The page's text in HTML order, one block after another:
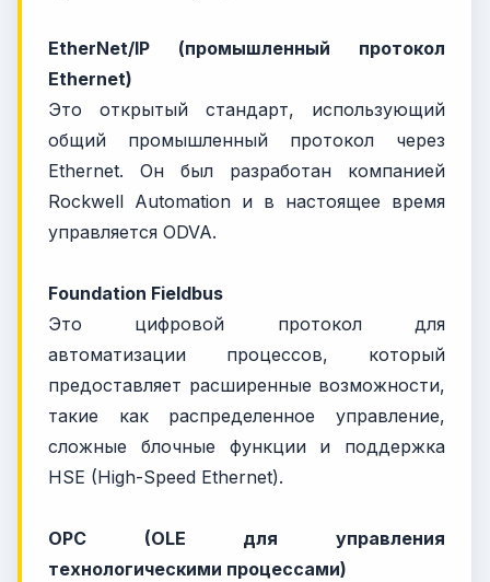
EtherNet/IP (промышленный протокол
Ethernet)
Это открытый стандарт, использующий
общий промышленный протокол через
Ethernet. Он был разработан компанией
Rockwell Automation и в настоящее время
управляется ODVA.
Foundation Fieldbus
Это цифровой протокол для
автоматизации процессов, который
предоставляет расширенные возможности,
такие как распределенное управление,
сложные блочные функции и поддержка
HSE (High-Speed Ethernet).
OPC (OLE для управления
технологическими процессами)